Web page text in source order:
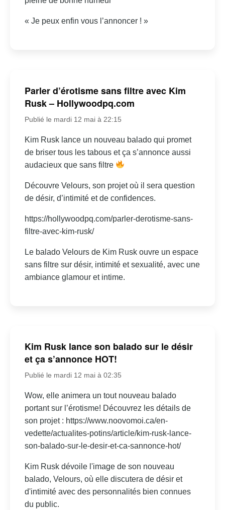
« Je peux enfin vous l’annoncer ! »
Parler d’érotisme sans filtre avec Kim
Rusk – Hollywoodpq.com
Publié le mardi 12 mai à 22:15
Kim Rusk lance un nouveau balado qui promet
de briser tous les tabous et ça s’annonce aussi
audacieux que sans filtre
Découvre Velours, son projet où il sera question
de désir, d’intimité et de confidences.
https://hollywoodpq.com/parler-derotisme-sans-
filtre-avec-kim-rusk/
Le balado Velours de Kim Rusk ouvre un espace
sans filtre sur désir, intimité et sexualité, avec une
ambiance glamour et intime.
Kim Rusk lance son balado sur le désir
et ça s’annonce HOT!
Publié le mardi 12 mai à 02:35
Wow, elle animera un tout nouveau balado
portant sur l’érotisme! Découvrez les détails de
son projet : https://www.noovomoi.ca/en-
vedette/actualites-potins/article/kim-rusk-lance-
son-balado-sur-le-desir-et-ca-sannonce-hot/
Kim Rusk dévoile l'image de son nouveau
balado, Velours, où elle discutera de désir et
d'intimité avec des personnalités bien connues
du public.